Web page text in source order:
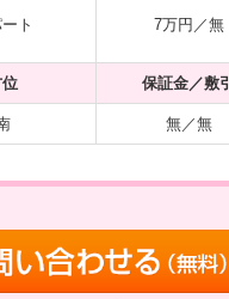
ト 7万円／無
保証金／敷引
無／無